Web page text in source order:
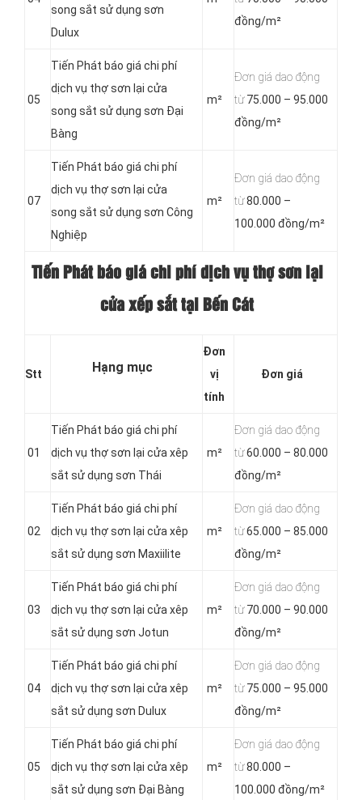
song sắt sử dụng sơn
Dulux
đồng/m²
05
Tiến Phát báo giá chi phí
dịch vụ thợ sơn lại cửa
song sắt sử dụng sơn Đại
Bàng
m²
Đơn giá dao động
từ75.000 – 95.000
đồng/m²
07
Tiến Phát báo giá chi phí
dịch vụ thợ sơn lại cửa
song sắt sử dụng sơn Công
Nghiệp
m²
Đơn giá dao động
từ80.000 –
100.000 đồng/m²
Tiến Phát báo giá chi phí dịch vụ thợ sơn lại
cửa xếp sắt tại Bến Cát
Stt Hạng mục
Đơn
vị
tính
Đơn giá
01
Tiến Phát báo giá chi phí
dịch vụ thợ sơn lại cửa xêp
sắt sử dụng sơn Thái
m²
Đơn giá dao động
từ60.000 – 80.000
đồng/m²
02
Tiến Phát báo giá chi phí
dịch vụ thợ sơn lại cửa xêp
sắt sử dụng sơn Maxiilite
m²
Đơn giá dao động
từ65.000 – 85.000
đồng/m²
03
Tiến Phát báo giá chi phí
dịch vụ thợ sơn lại cửa xêp
sắt sử dụng sơn Jotun
m²
Đơn giá dao động
từ70.000 – 90.000
đồng/m²
04
Tiến Phát báo giá chi phí
dịch vụ thợ sơn lại cửa xêp
sắt sử dụng sơn Dulux
m²
Đơn giá dao động
từ75.000 – 95.000
đồng/m²
05
Tiến Phát báo giá chi phí
dịch vụ thợ sơn lại cửa xêp
sắt sử dụng sơn Đại Bàng
m²
Đơn giá dao động
từ80.000 –
100.000 đồng/m²